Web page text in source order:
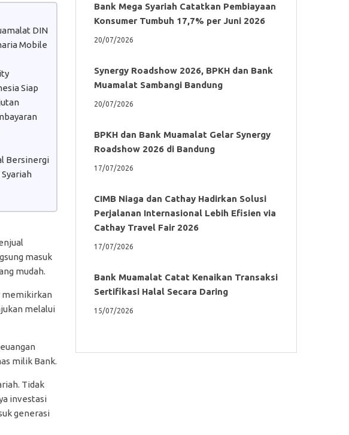
DIN
Mobile
Siap
Bersinergi
masuk
mudah.
memikirkan
melalui
milik Bank.
Tidak
investasi
generasi
Bank Mega Syariah Catatkan Pembiayaan
Konsumer Tumbuh 17,7% per Juni 2026
20/07/2026
Synergy Roadshow 2026, BPKH dan Bank
Muamalat Sambangi Bandung
20/07/2026
BPKH dan Bank Muamalat Gelar Synergy
Roadshow 2026 di Bandung
17/07/2026
CIMB Niaga dan Cathay Hadirkan Solusi
Perjalanan Internasional Lebih Efisien via
Cathay Travel Fair 2026
17/07/2026
Bank Muamalat Catat Kenaikan Transaksi
Sertifikasi Halal Secara Daring
15/07/2026